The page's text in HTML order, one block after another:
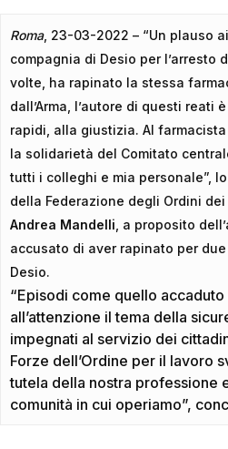
Roma, 23-03-2022 – “Un plauso
compagnia di Desio per l’arresto
volte, ha rapinato la stessa
dall’Arma, l’autore di questi reati
rapidi, alla giustizia. Al
la solidarietà del Comitato
tutti i colleghi e mia personale”,
della Federazione degli Ordini dei
Andrea Mandelli , a proposito
accusato di aver rapinato per
Desio.
“Episodi come quello
all’attenzione il tema della
impegnati al servizio dei
Forze dell’Ordine per il lavoro
tutela della nostra professione
comunità in cui operiamo”,